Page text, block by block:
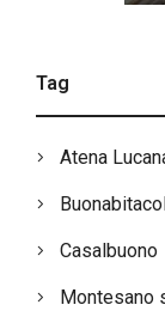
Tag
Atena
Casalbuono
Montesano